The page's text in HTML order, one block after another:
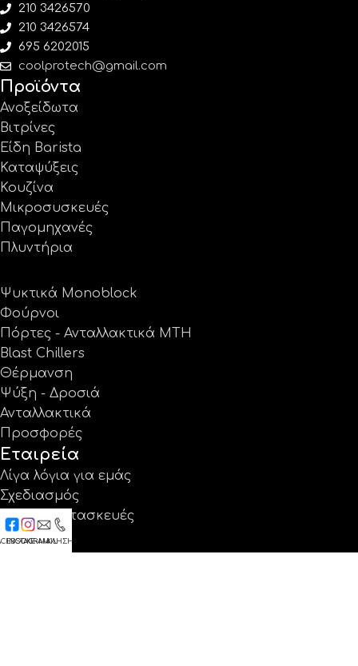
210 3426570
210 3426574
695 6202015
coolprotech@gmail.com
Προϊόντα
Ανοξείδωτα
Βιτρίνες
Είδη Barista
Καταψύξεις
Κουζίνα
Μικροσυσκευές
Παγομηχανές
Πλυντήρια
Ψυκτικά Monoblock
Φούρνοι
Πόρτες - Ανταλλακτικά MTH
Blast Chillers
Θέρμανση
Ψύξη - Δροσιά
Ανταλλακτικά
Προσφορές
Εταιρεία
Λίγα λόγια για εμάς
Σχεδιασμός
Ειδικές κατασκευές
Έργα
INSTAGRAM
E-MAILΚΛΗΣΗ